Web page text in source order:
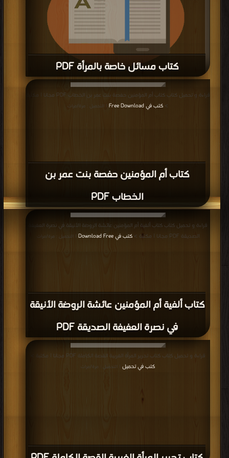
كتاب مسائل خاصة بالمرأة PDF
قراءة و تحميل كتاب كتاب مسائل خاصة بالمرأة PDF مجانا | مكتبة >
منتدى| التحميل : مرة/مرات
كتاب أم المؤمنين حفصة بنت عمر بن
الخطاب PDF
قراءة و تحميل كتاب كتاب أم المؤمنين حفصة بنت عمر بن الخطاب PDF مجانا | مكتبة
> كتب في Free Download | التحميل : مرة/مرات
كتاب ألفية أم المؤمنين عائشة الروضة الأنيقة
في نصرة العفيفة الصديقة PDF
قراءة و تحميل كتاب كتاب ألفية أم المؤمنين عائشة الروضة الأنيقة في نصرة العفيفة
الصديقة PDF مجانا | مكتبة >
كتب في Download Free | التحميل : مرة/مرات
قراءة و تحميل كتاب كتاب تحرير المرأة الغربية القصة الكاملة PDF مجانا | مكتبة >
كتب في تحميل
| التحميل : مرة/مرات